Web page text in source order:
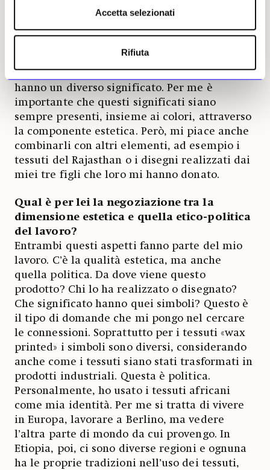
Accetta selezionati
Rifiuta
cerimoniale della tradizione della chiesa
ortodossa Etiope Tewahedo e altri ancora…
dall’ambiente della chiesa ortodossa. Non solo
da quella etiope anche da quella russa, ma
hanno un diverso significato. Per me è
importante che questi significati siano
sempre presenti, insieme ai colori, attraverso
la componente estetica. Però, mi piace anche
combinarli con altri elementi, ad esempio i
tessuti del Rajasthan o i disegni realizzati dai
miei tre figli che loro mi hanno donato.
Qual è per lei la negoziazione tra la
dimensione estetica e quella etico-politica
del lavoro?
Entrambi questi aspetti fanno parte del mio
lavoro. C’è la qualità estetica, ma anche
quella politica. Da dove viene questo
prodotto? Chi lo ha realizzato o disegnato?
Che significato hanno quei simboli? Questo è
il tipo di domande che mi pongo nel cercare
le connessioni. Soprattutto per i tessuti «wax
printed» i simboli sono diversi, considerando
anche come i tessuti siano stati trasformati in
prodotti industriali. Questa è politica.
Personalmente, ho usato i tessuti africani
come mia identità. Per me si tratta di vivere
in Europa, lavorare a Berlino, ma vedere
l’altra parte di mondo da cui provengo. In
Etiopia, poi, ci sono diverse regioni e ognuna
ha le proprie tradizioni nell’uso dei tessuti,